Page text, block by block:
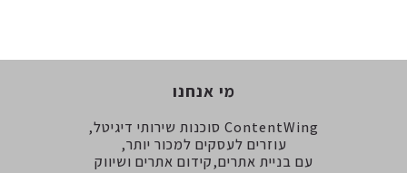
מי אנחנו
ContentWing סוכנות שירותי דיגיטל,
עוזרים לעסקים למכור יותר,
עם בניית אתרים,קידום אתרים ושיווק